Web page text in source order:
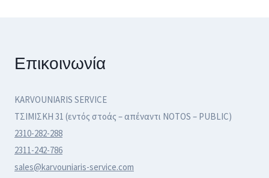
Επικοινωνία
KARVOUNIARIS SERVICE
ΤΣΙΜΙΣΚΗ 31 (εντός στοάς – απέναντι NOTOS – PUBLIC)
2310-282-288
2311-242-786
sales@karvouniaris-service.com